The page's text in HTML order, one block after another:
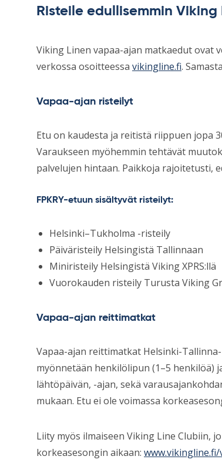
Risteile edullisemmin
Viking Linen vapaa-ajan matkaedut ovat
verkossa osoitteessa vikingline.fi.
Vapaa-ajan risteilyt
Etu on kaudesta ja reitistä riippuen jopa
Varaukseen myöhemmin tehtävät
palvelujen hintaan. Paikkoja rajoitetusti,
FPKRY-etuun sisältyvät risteilyt:
Helsinki–Tukholma -risteily
Päiväristeily Helsingistä Tallinnaan
Miniristeily Helsingistä Viking XPRS:llä
Vuorokauden risteily Turusta Viking
Vapaa-ajan reittimatkat
Vapaa-ajan reittimatkat Helsinki-
myönnetään henkilölipun (1–5 henkilöä)
lähtöpäivän, -ajan, sekä
mukaan. Etu ei ole voimassa
Liity myös ilmaiseen Viking Line Clubiin,
korkeasesongin aikaan: